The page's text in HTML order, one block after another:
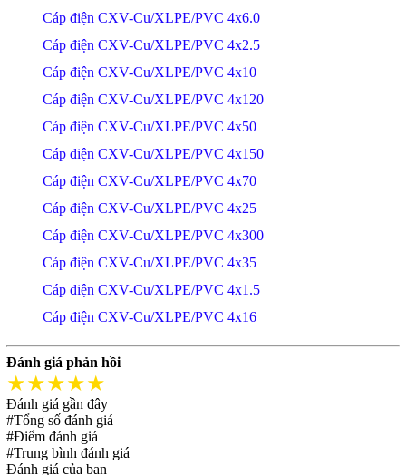
Cáp điện CXV-Cu/XLPE/PVC 4x6.0
Cáp điện CXV-Cu/XLPE/PVC 4x2.5
Cáp điện CXV-Cu/XLPE/PVC 4x10
Cáp điện CXV-Cu/XLPE/PVC 4x120
Cáp điện CXV-Cu/XLPE/PVC 4x50
Cáp điện CXV-Cu/XLPE/PVC 4x150
Cáp điện CXV-Cu/XLPE/PVC 4x70
Cáp điện CXV-Cu/XLPE/PVC 4x25
Cáp điện CXV-Cu/XLPE/PVC 4x300
Cáp điện CXV-Cu/XLPE/PVC 4x35
Cáp điện CXV-Cu/XLPE/PVC 4x1.5
Cáp điện CXV-Cu/XLPE/PVC 4x16
Đánh giá phản hồi
★★★★★
Đánh giá gần đây
#Tổng số đánh giá
#Điểm đánh giá
#Trung bình đánh giá
Đánh giá của bạn